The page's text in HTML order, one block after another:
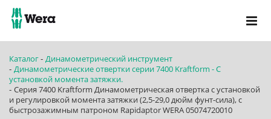
Каталог - Динамометрический инструмент
- Динамометрические отвертки серии 7400 Kraftform - С
установкой момента затяжки.
- Серия 7400 Kraftform Динамометрическая отвертка с установкой
и регулировкой момента затяжки (2,5-29,0 дюйм фунт-сила), с
быстрозажимным патроном Rapidaptor WERA 05074720010